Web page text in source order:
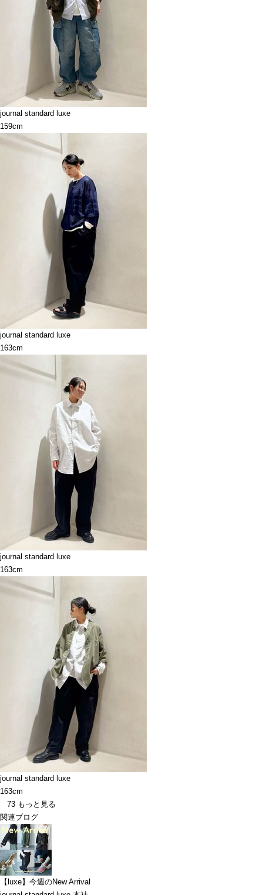
journal standard luxe
159cm
journal standard luxe
163cm
journal standard luxe
163cm
journal standard luxe
163cm
73 もっと見る
関連ブログ
【luxe】今週のNew Arrival